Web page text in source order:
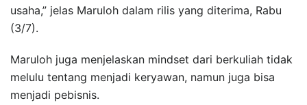
usaha,” jelas Maruloh dalam rilis yang diterima, Rabu
(3/7).
Maruloh juga menjelaskan mindset dari berkuliah tidak
melulu tentang menjadi keryawan, namun juga bisa
menjadi pebisnis.